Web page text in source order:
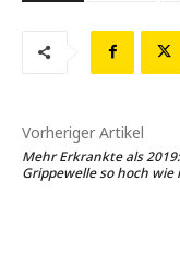
Vorheriger Artikel
Mehr Erkrankte als 2019:
Grippewelle so hoch wie